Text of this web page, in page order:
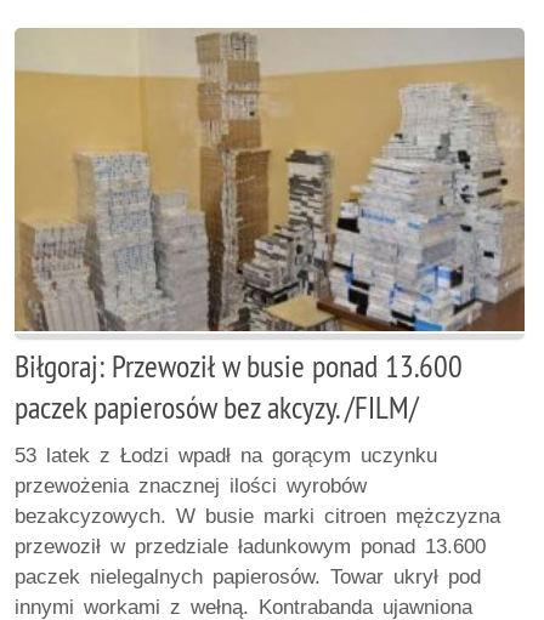
Biłgoraj: Przewoził w busie ponad 13.600
paczek papierosów bez akcyzy. /FILM/
53 latek z Łodzi wpadł na gorącym uczynku
przewożenia znacznej ilości wyrobów
bezakcyzowych. W busie marki citroen mężczyzna
przewoził w przedziale ładunkowym ponad 13.600
paczek nielegalnych papierosów. Towar ukrył pod
innymi workami z wełną. Kontrabanda ujawniona